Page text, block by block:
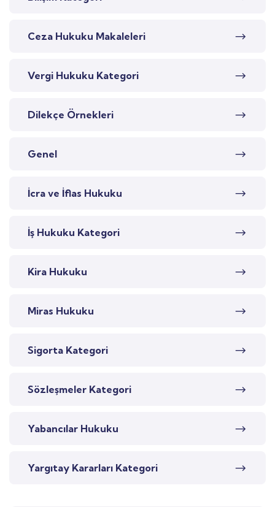
Ceza Hukuku Makaleleri
Vergi Hukuku Kategori
Dilekçe Örnekleri
Genel
İcra ve İflas Hukuku
İş Hukuku Kategori
Kira Hukuku
Miras Hukuku
Sigorta Kategori
Sözleşmeler Kategori
Yabancılar Hukuku
Yargıtay Kararları Kategori